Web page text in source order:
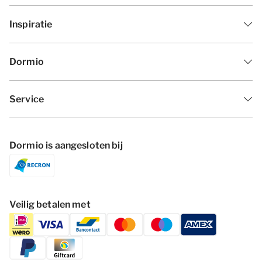
Inspiratie
Dormio
Service
Dormio is aangesloten bij
Veilig betalen met